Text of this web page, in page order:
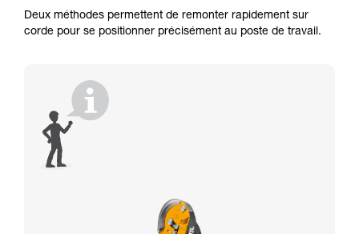
Deux méthodes permettent de remonter rapidement sur
corde pour se positionner précisément au poste de travail.